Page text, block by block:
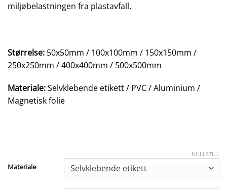
miljøbelastningen fra plastavfall.
Størrelse: 50x50mm / 100x100mm / 150x150mm /
250x250mm / 400x400mm / 500x500mm
Materiale:Selvklebende etikett / PVC / Aluminium /
Magnetisk folie
Materiale
NULLSTILL